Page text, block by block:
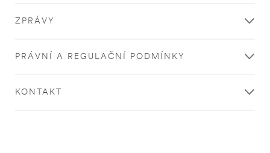
ZPRÁVY
PRÁVNÍ A REGULAČNÍ PODMÍNKY
KONTAKT